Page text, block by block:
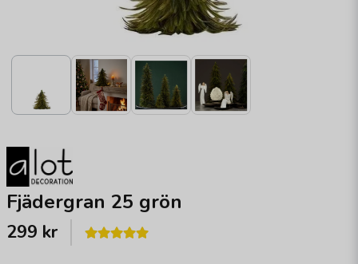
Fjädergran 25 grön
299 kr